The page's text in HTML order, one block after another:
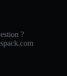
?